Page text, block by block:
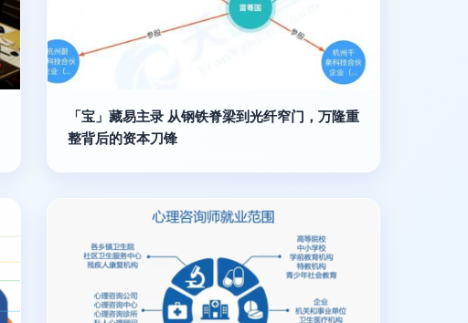
「宝」藏易主录 从钢铁脊梁到光纤窄门，万隆重
整背后的资本刀锋